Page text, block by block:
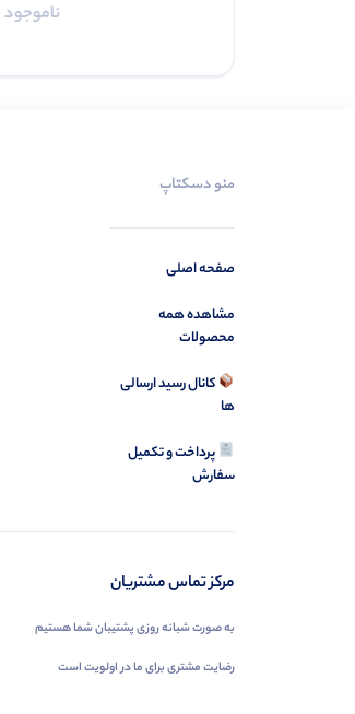
ناموجود
منو دسکتاپ
صفحه اصلی
مشاهده همه
محصولات
کانال رسید ارسالی
ها
پرداخت و تکمیل
سفارش
مرکز تماس مشتریان
به صورت شبانه روزی پشتیبان شما هستیم
رضایت مشتری برای ما در اولویت است